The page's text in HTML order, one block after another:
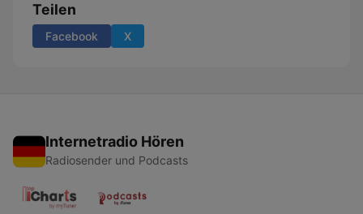
Teilen
Facebook X
Internetradio Hören
Radiosender und Podcasts